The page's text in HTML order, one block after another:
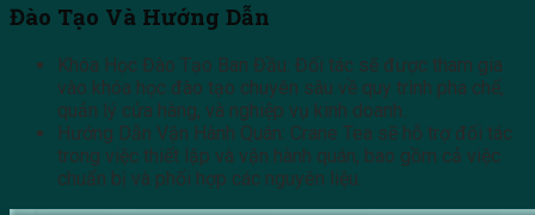
Đào Tạo Và Hướng Dẫn
Khóa Học Đào Tạo Ban Đầu: Đối tác sẽ được tham gia
vào khóa học đào tạo chuyên sâu về quy trình pha chế,
quản lý cửa hàng, và nghiệp vụ kinh doanh.
Hướng Dẫn Vận Hành Quán: Crane Tea sẽ hỗ trợ đối tác
trong việc thiết lập và vận hành quán, bao gồm cả việc
chuẩn bị và phối hợp các nguyên liệu.